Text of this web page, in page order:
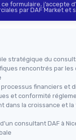
formulaire, j’accepte
par DAF Market et
stratégique du
rencontrés par les
financiers et
et conformité
dans la croissance et
consultant DAF à